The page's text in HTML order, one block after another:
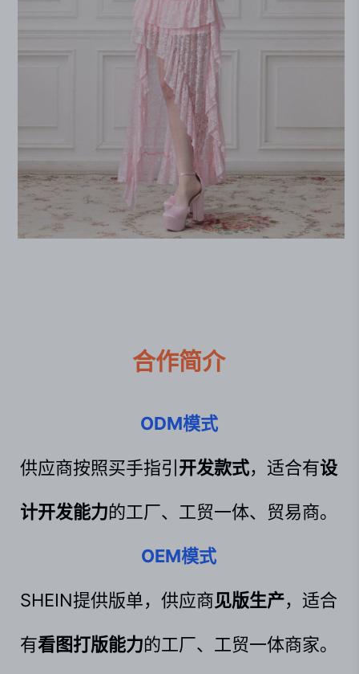
合作简介
ODM模式
供应商按照买手指引 开发款式，适合有设
计开发能力的工厂、工贸一体、贸易商。
OEM模式
SHEIN提供版单，供应商见版生产，适合
有看图打版能力的工厂、工贸一体商家。